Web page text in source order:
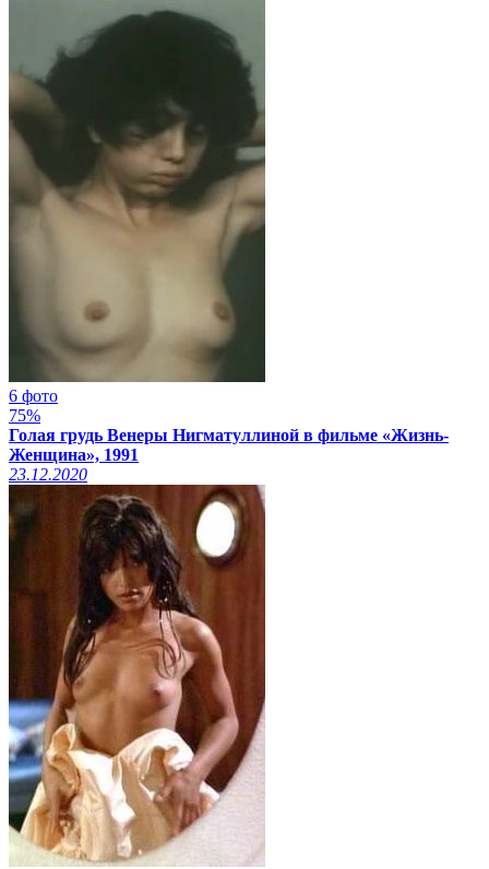
6 фото
75%
Голая грудь Венеры Нигматуллиной в фильме «Жизнь-
Женщина», 1991
23.12.2020